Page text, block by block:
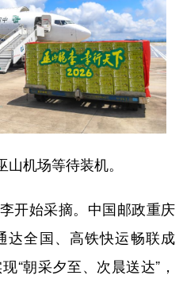
机场等待装机。
始采摘。中国邮政重庆
达全国、高铁快运畅联成
“朝采夕至、次晨送达”，